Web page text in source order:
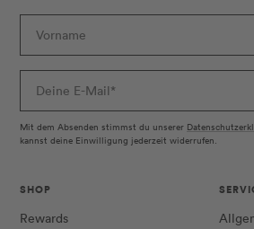
Vorname
Deine E-Mail*
Mit dem Absenden stimmst du unserer
kannst deine Einwilligung jederzeit widerrufen.
SHOP
Rewards